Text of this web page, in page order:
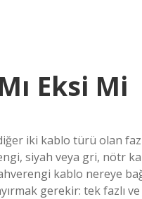
Eksi Mi
iki kablo türü olan
siyah veya gri, nötr
kablo nereye
gerekir: tek fazlı